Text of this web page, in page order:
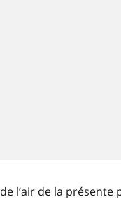
l’air de la présente